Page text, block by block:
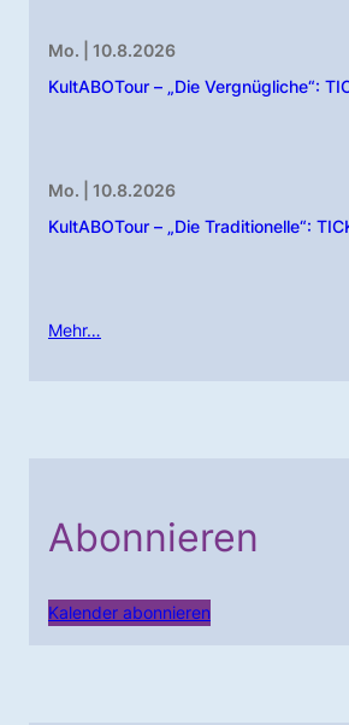
Mo. | 10.8.2026
KultABOTour – „Die Vergnügliche“:
Mo. | 10.8.2026
KultABOTour – „Die Traditionelle“:
Mehr…
Abonnieren
Kalender abonnieren